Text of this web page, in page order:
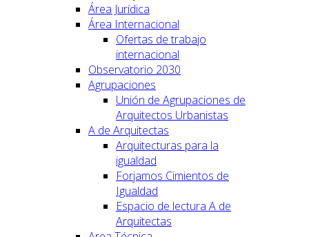
Área Jurídica
Área Internacional
Ofertas de trabajo
internacional
Observatorio 2030
Agrupaciones
Unión de Agrupaciones de
Arquitectos Urbanistas
A de Arquitectas
Arquitecturas para la
igualdad
Forjamos Cimientos de
Igualdad
Espacio de lectura A de
Arquitectas